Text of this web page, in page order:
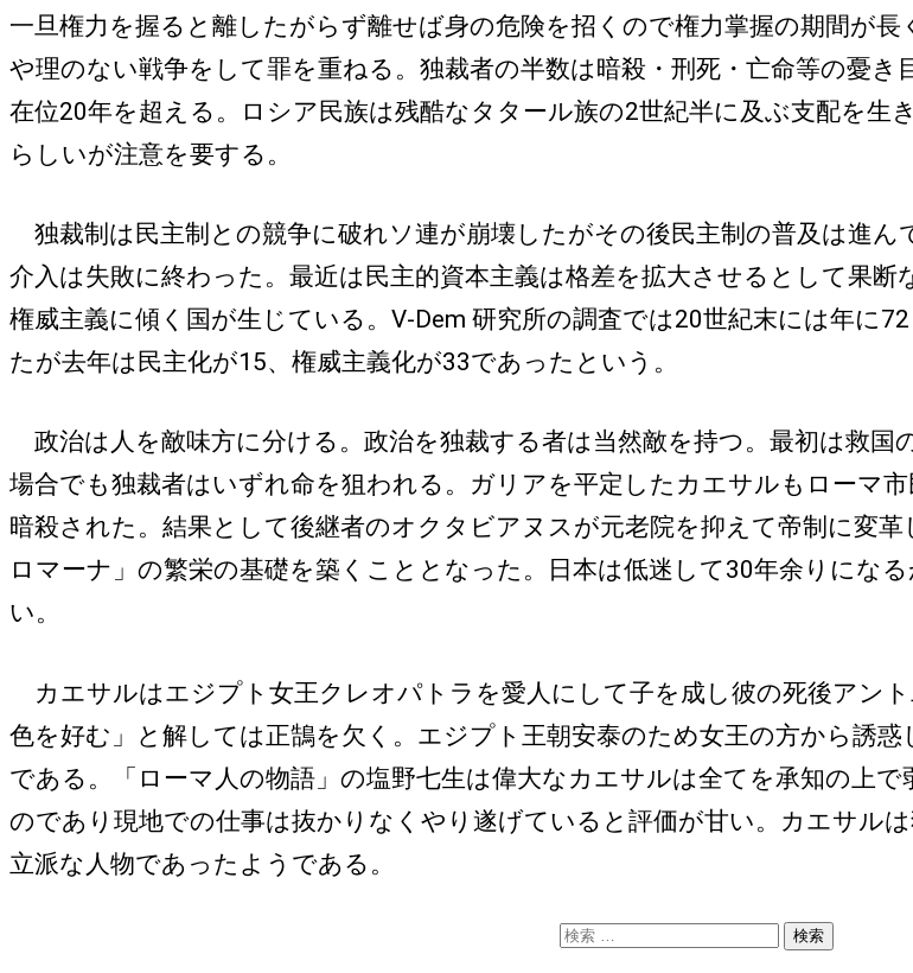
一旦権力を握ると離したがらず離せば身の危険を招くので権力掌握の期間が
や理のない戦争をして罪を重ねる。独裁者の半数は暗殺・刑死・亡命等の憂
在位20年を超える。ロシア民族は残酷なタタール族の2世紀半に及ぶ支配を生
らしいが注意を要する。
独裁制は民主制との競争に破れソ連が崩壊したがその後民主制の普及は進
介入は失敗に終わった。最近は民主的資本主義は格差を拡大させるとして果
権威主義に傾く国が生じている。V-Dem 研究所の調査では20世紀末には年に
たが去年は民主化が15、権威主義化が33であったという。
政治は人を敵味方に分ける。政治を独裁する者は当然敵を持つ。最初は救
場合でも独裁者はいずれ命を狙われる。ガリアを平定したカエサルもローマ
暗殺された。結果として後継者のオクタビアヌスが元老院を抑えて帝制に変
ロマーナ」の繁栄の基礎を築くこととなった。日本は低迷して30年余りにな
い。
カエサルはエジプト女王クレオパトラを愛人にして子を成し彼の死後アン
色を好む」と解しては正鵠を欠く。エジプト王朝安泰のため女王の方から誘
である。「ローマ人の物語」の塩野七生は偉大なカエサルは全てを承知の上
のであり現地での仕事は抜かりなくやり遂げていると評価が甘い。カエサル
立派な人物であったようである。
検